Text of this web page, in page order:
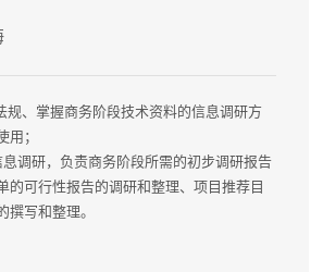
规、掌握商务阶段技术资料的信息调研方
；
调研，负责商务阶段所需的初步调研报告
的可行性报告的调研和整理、项目推荐目
写和整理。
协调和解决客户所涉及项目的技术问题。